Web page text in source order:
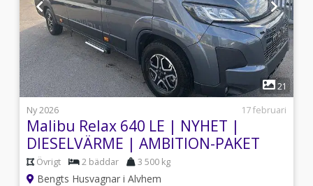
1
21
Ny 2026
17 februari
Malibu Relax 640 LE | NYHET |
DIESELVÄRME | AMBITION-PAKET
Övrigt 2 bäddar 3 500 kg
Bengts Husvagnar i Alvhem